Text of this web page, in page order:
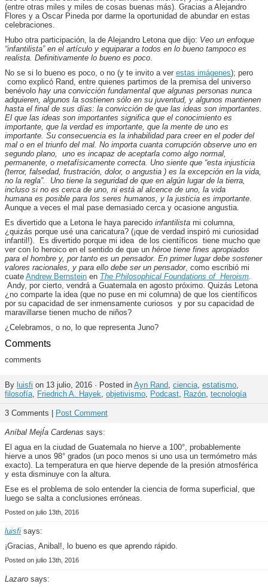
(entre otras miles y miles de cosas buenas más). Gracias a Alejandro
Flores y a Oscar Pineda por darme la oportunidad de abundar en estas
celebraciones.
Hubo otra participación, la de Alejandro Letona que dijo: Veo un enfoque
“infantilista” en el artículo y equiparar a todos en lo bueno tampoco es
realista. Definitivamente lo bueno es poco.
No se si lo bueno es poco, o no (y te invito a ver estas imágenes); pero
como explicó Rand, entre quienes partimos de la premisa del universo
benévolo hay una convicción fundamental que algunas personas nunca
adquieren, algunos la sostienen sólo en su juventud, y algunos mantienen
hasta el final de sus días: la convicción de que las ideas son importantes.
El que las ideas son importantes significa que el conocimiento es
importante, que la verdad es importante, que la mente de uno es
importante. Su consecuencia es la inhabilidad para creer en el poder del
mal o en el triunfo del mal. No importa cuanta corrupción observe uno en
segundo plano, uno es incapaz de aceptarla como algo normal,
permanente, o metafísicamente correcta. Uno siente que “esta injusticia
(terror, falsedad, frustración, dolor, o angustia ) es la excepción en la vida,
no la regla”. Uno tiene la seguridad de que en algún lugar de la tierra,
incluso si no es cerca de uno, ni está al alcence de uno, la vida
humana es posible para los seres humanos, y la justicia es importante.
Aunque a veces el mal pase demasiado cerca y ocasione angustia.
Es divertido que a Letona le haya parecido infantilista mi columna,
¿quizás porque usé una caricatura? (¡que de verdad inspiró mi curiosidad
infantil!). Es divertido porque mi idea de los científicos tiene mucho que
ver con lo heroico en el sentido de que un héroe tiene fines apropiados
para el hombre y, por tanto es un pensador. En primer lugar debe sostener
valores racionales, y para ello debe ser un pensador, como escribió mi
cuate Andrew Bernstein en The Philosophical Foundations of Heroism.
Andy, por cierto, vendrá a Guatemala en agosto próximo. Quizás Letona
¿no comparte la idea (que no puse en mi columna) de que los científicos
por su capacidad de ser inmensamente curiosos y por su capacidad de
maravillarse tienen mucho de niños?
¿Celebramos, o no, lo que representa Juno?
Comments
comments
By luisfi on 13 julio, 2016 · Posted in Ayn Rand, ciencia, estatismo,
filosofía, Friedrich A. Hayek, objetivismo, Podcast, Razón, tecnología
3 Comments | Post Comment
Aníbal MejÍa Cardenas says:
El agua en la ciudad de Guatemala no hierve a 100°, probablemente
hierve a unos 98° grados (un poco menos si uno usa un termómetro más
exacto). La temperatura en que hierve depende de la presión atmosférica
y esta disminuye con la altura.
Ese es el problema de solo entender la ciencia de forma superficial, que
luego se salta a conclusiones erróneas.
Posted on julio 13th, 2016
luisfi says:
¡Gracias, Anibal!, lo bueno es que aprendo rápido.
Posted on julio 13th, 2016
Lazaro says: